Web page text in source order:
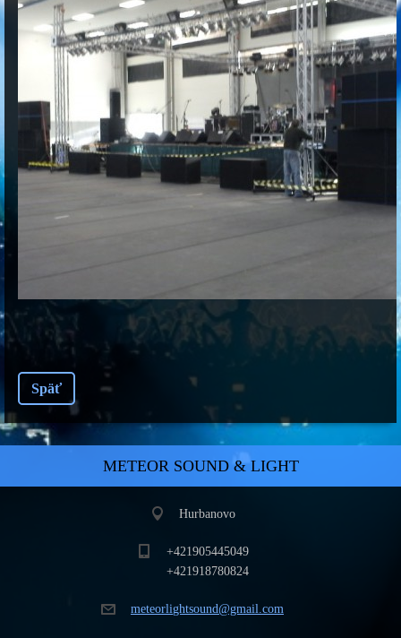
Späť
METEOR SOUND & LIGHT
Hurbanovo
+421905445049
+421918780824
meteorlightsound@gmail.com